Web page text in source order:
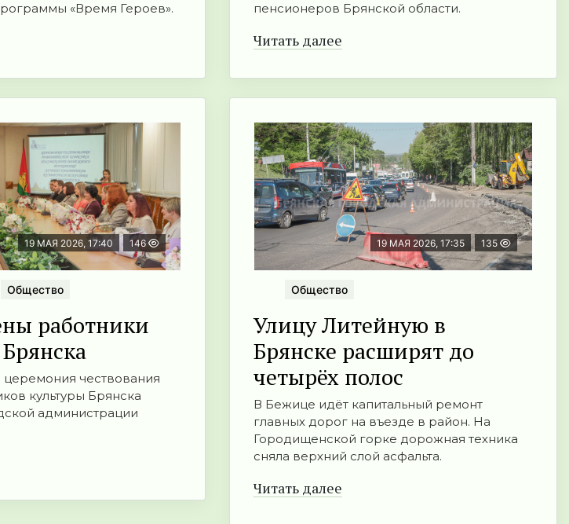
«Время Героев».
пенсионеров Брянской области.
Читать далее
19 МАЯ 2026, 17:40 146
Общество
работники
чествования
культуры Брянска
администрации
19 МАЯ 2026, 17:35 135
Общество
Улицу Литейную в
Брянске расширят до
четырёх полос
В Бежице идёт капитальный ремонт
главных дорог на въезде в район. На
Городищенской горке дорожная техника
сняла верхний слой асфальта.
Читать далее